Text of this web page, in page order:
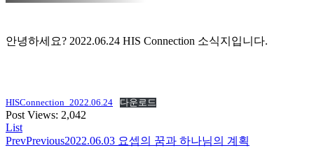
안녕하세요? 2022.06.24 HIS Connection 소식지입니다.
HISConnection_2022.06.24 다운로드
Post Views: 2,042
List
PrevPrevious2022.06.03 요셉의 꿈과 하나님의 계획